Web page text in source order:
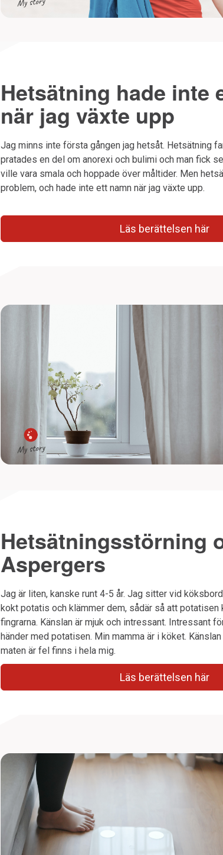
Hetsätning hade inte
när jag växte upp
Jag minns inte första gången jag hetsåt. Hetsätning
pratades en del om anorexi och bulimi och man fick
ville vara smala och hoppade över måltider. Men
problem, och hade inte ett namn när jag växte upp.
Läs berättelsen här
Hetsätningsstörning
Aspergers
Jag är liten, kanske runt 4-5 år. Jag sitter vid
kokt potatis och klämmer dem, sådär så att potatisen
fingrarna. Känslan är mjuk och intressant. Intressant
händer med potatisen. Min mamma är i köket.
maten är fel finns i hela mig.
Läs berättelsen här